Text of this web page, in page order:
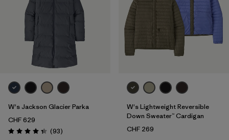
W's Jackson Glacier Parka
CHF 629
Valutazione: 4.3 / 5
(93Recensioni
)
W's Lightweight Reversible
Down Sweater™ Cardigan
CHF 269